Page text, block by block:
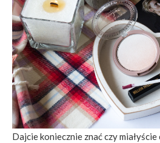
Dajcie koniecznie znać czy